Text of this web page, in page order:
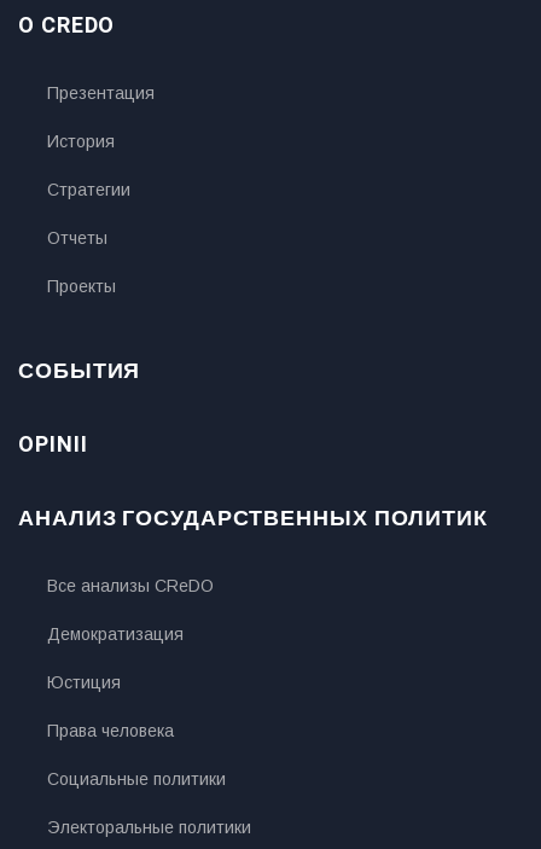
O CREDO
Презентация
История
Стратегии
Отчеты
Проекты
СОБЫТИЯ
OPINII
АНАЛИЗ ГОСУДАРСТВЕННЫХ ПОЛИТИК
Все анализы CReDO
Демократизация
Юстиция
Права человека
Социальные политики
Электоральные политики